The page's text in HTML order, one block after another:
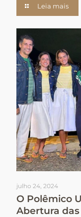
Leia mais
julho 24, 2024
O Polêmico
Abertura